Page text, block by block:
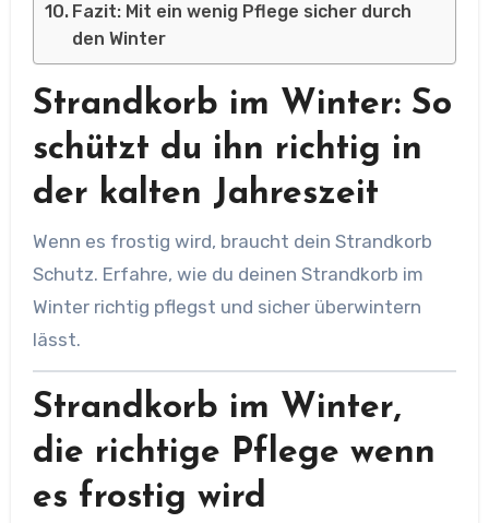
Fazit: Mit ein wenig Pflege sicher durch
den Winter
Strandkorb im Winter: So
schützt du ihn richtig in
der kalten Jahreszeit
Wenn es frostig wird, braucht dein Strandkorb
Schutz. Erfahre, wie du deinen Strandkorb im
Winter richtig pflegst und sicher überwintern
lässt.
Strandkorb im Winter,
die richtige Pflege wenn
es frostig wird